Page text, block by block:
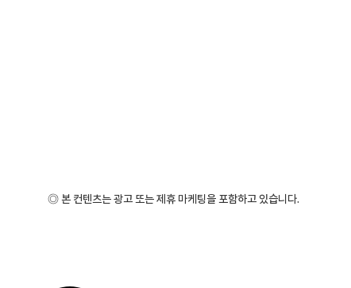
◎ 본 컨텐츠는 광고 또는 제휴 마케팅을 포함하고 있습니다.